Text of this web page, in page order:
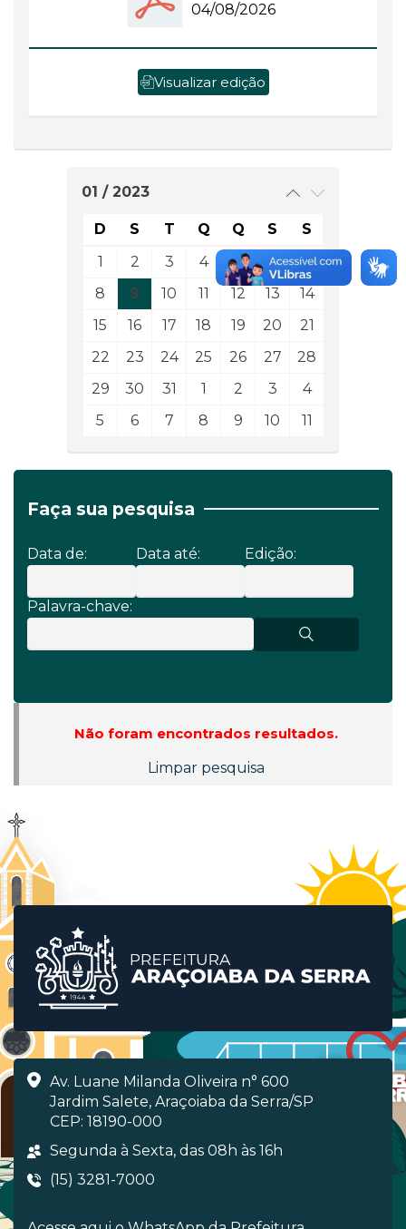
04/08/2026
Visualizar edição
01 / 2023
D S T Q Q S
S
1
2 3 4 5 6
7
8
9 10 11 12 13
14
15
16 17 18 19 20
21
22
23 24 25 26 27
28
29
30 31 1 2 3
4
5
6 7 8 9 10 11
Faça sua pesquisa
Data de: Data até: Edição:
Palavra-chave:
Não foram encontrados resultados.
Limpar pesquisa
Av. Luane Milanda Oliveira n° 600
Jardim Salete, Araçoiaba da Serra/SP
CEP: 18190-000
Segunda à Sexta, das 08h às 16h
(15) 3281-7000